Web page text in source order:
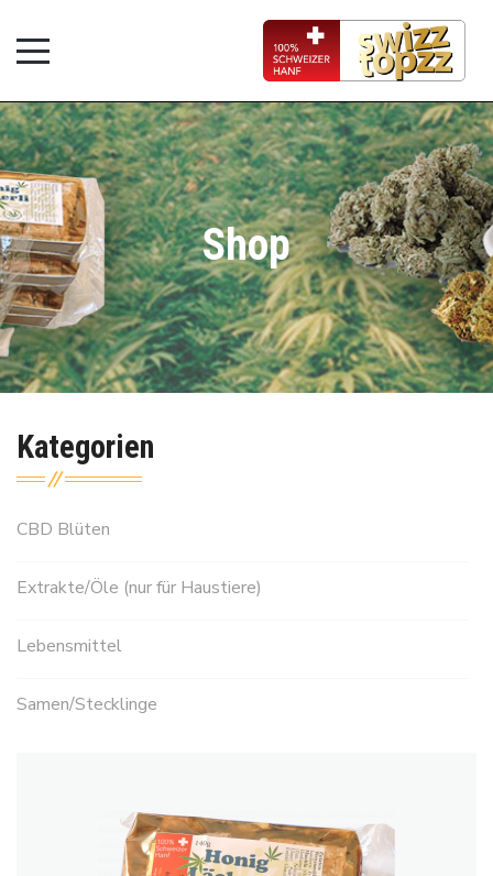
Shop
Kategorien
CBD Blüten
Extrakte/Öle (nur für Haustiere)
Lebensmittel
Samen/Stecklinge